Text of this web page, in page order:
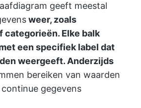
geeft meestal
weer, zoals
categorieën. Elke balk
een specifiek label dat
weergeeft. Anderzijds
bereiken van waarden
gegevens